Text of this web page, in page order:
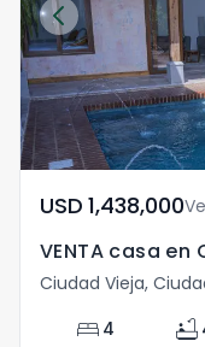
USD	1,438,000
Ciudad Vieja,
bed 4 bathtub